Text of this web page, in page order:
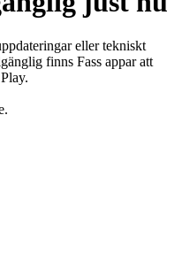
eller tekniskt
finns Fass appar att